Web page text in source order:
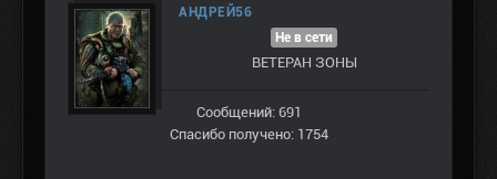
АНДРЕЙ56
Не в сети
ВЕТЕРАН ЗOНЫ
Сообщений: 691
Спасибо получено: 1754